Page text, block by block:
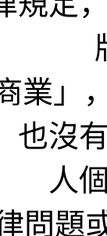
業
也沒
人
問題